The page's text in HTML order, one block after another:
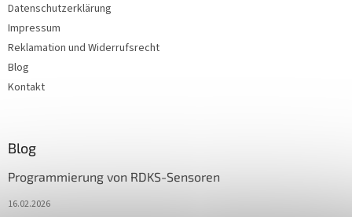
Datenschutzerklärung
Impressum
Reklamation und Widerrufsrecht
Blog
Kontakt
Blog
Programmierung von RDKS-Sensoren
16.02.2026